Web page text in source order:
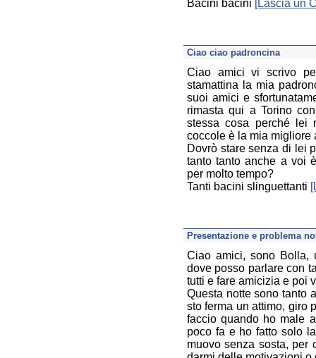
Bacini bacini [Lascia un
Ciao ciao padroncina
Ciao amici vi scrivo
stamattina la mia
suoi amici e
rimasta qui a Torino
stessa cosa perché lei
coccole è la mia migliore
Dovrò stare senza di lei
tanto tanto anche a voi
per molto tempo?
Tanti bacini slinguettanti
Presentazione e problema
Ciao amici, sono Bolla,
dove posso parlare con
tutti e fare amicizia e poi
Questa notte sono tanto
sto ferma un attimo, giro
faccio quando ho male
poco fa e ho fatto solo
muovo senza sosta, per